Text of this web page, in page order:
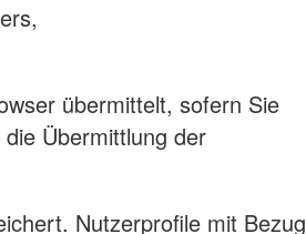
übermittelt, sofern Sie
Übermittlung der
Nutzerprofile mit Bezug